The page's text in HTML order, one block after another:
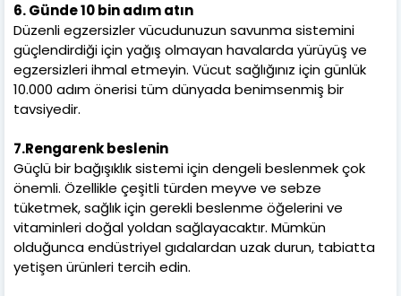
6. Günde 10 bin adım atın
Düzenli egzersizler vücudunuzun savunma sistemini
güçlendirdiği için yağış olmayan havalarda yürüyüş ve
egzersizleri ihmal etmeyin. Vücut sağlığınız için günlük
10.000 adım önerisi tüm dünyada benimsenmiş bir
tavsiyedir.
7.Rengarenk beslenin
Güçlü bir bağışıklık sistemi için dengeli beslenmek çok
önemli. Özellikle çeşitli türden meyve ve sebze
tüketmek, sağlık için gerekli beslenme öğelerini ve
vitaminleri doğal yoldan sağlayacaktır. Mümkün
olduğunca endüstriyel gıdalardan uzak durun, tabiatta
yetişen ürünleri tercih edin.